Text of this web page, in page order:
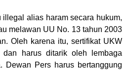
alias haram secara hukum,
melawan UU No. 13 tahun 2003
Oleh karena itu, sertifikat UKW
harus ditarik oleh lembaga
Dewan Pers harus bertanggung